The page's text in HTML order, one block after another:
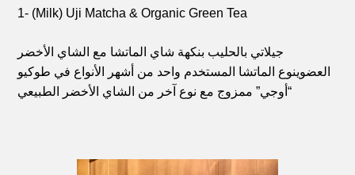
1- (Milk) Uji Matcha & Organic Green Tea
جيلاتي بالحليب بنكهة شاي الماتشا مع الشاي الأخضر
العضوينوع الماتشا المستخدم واحد من أشهر الأنواع في طوكيو
“أوجي” ممزوج مع نوع آخر من الشاي الأخضر الطبيعي